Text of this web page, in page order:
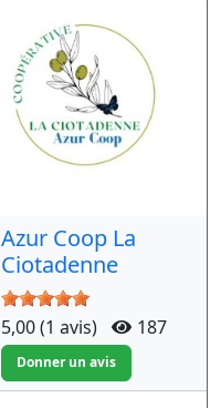
Azur Coop La
Ciotadenne
5,00 (1 avis) 187